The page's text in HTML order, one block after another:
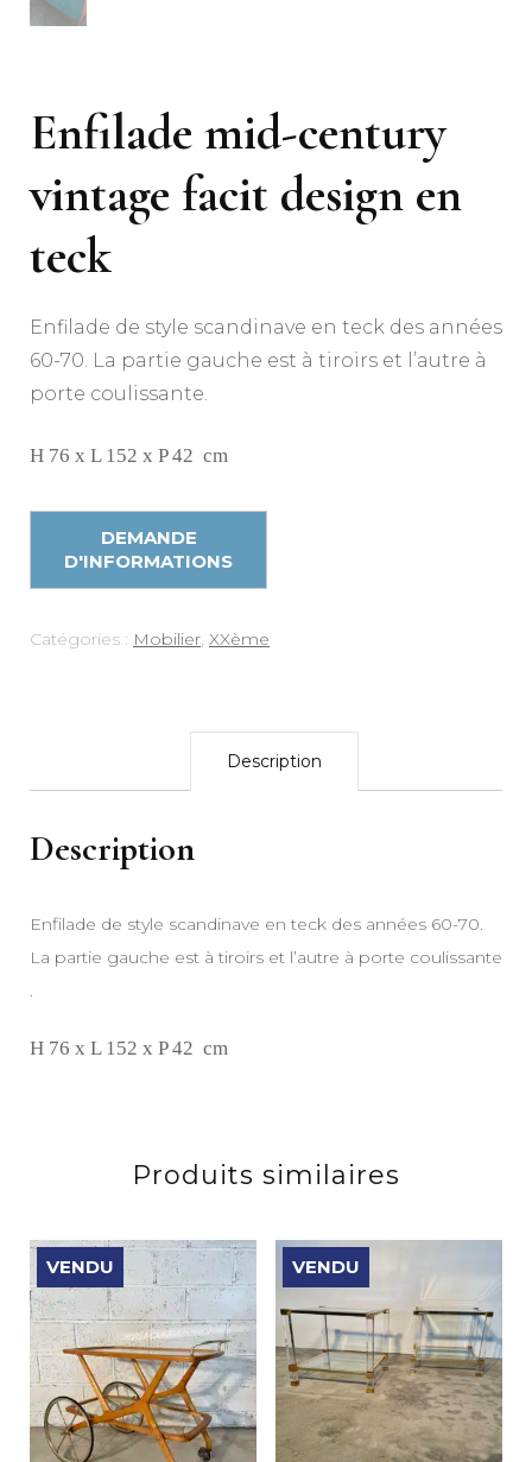
Enfilade mid-century
vintage facit design en
teck
Enfilade de style scandinave en teck des années
60-70. La partie gauche est à tiroirs et l’autre à
porte coulissante.
H 76 x L 152 x P 42 cm
Catégories : Mobilier XXème
Description
Description
Enfilade de style scandinave en teck des années 60-70.
La partie gauche est à tiroirs et l’autre à porte coulissante
H 76 x L 152 x P 42 cm
Produits similaires
VENDU VENDU